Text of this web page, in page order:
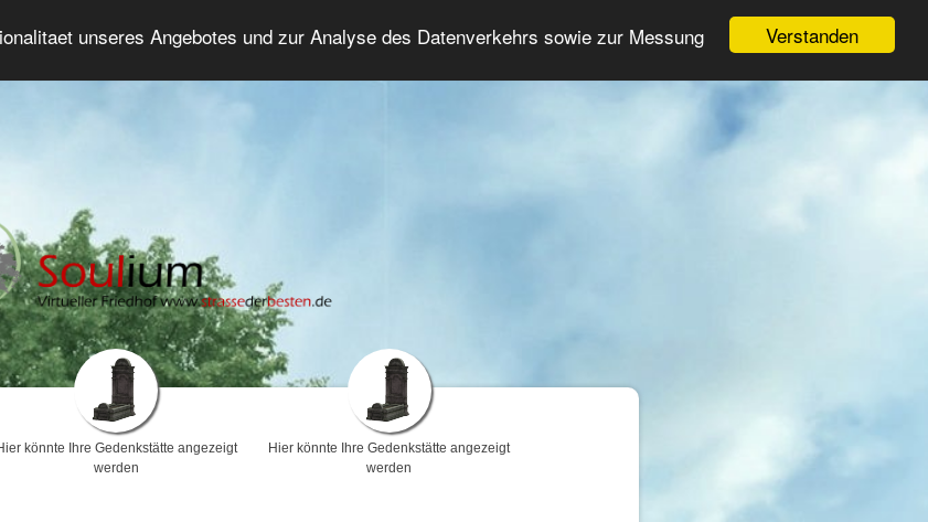
Verstanden
unseres Angebotes und zur Analyse des Datenverkehrs sowie zur Messung
Trauerforum Erweiterte Suche Anmelden
könnte Ihre Gedenkstätte angezeigt
werden
Hier könnte Ihre Gedenkstätte angezeigt
werden